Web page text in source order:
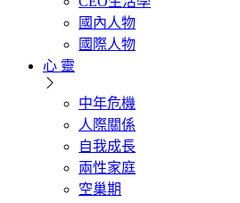
國內人物
國際人物
心 靈
中年危機
人際關係
自我成長
兩性家庭
空巢期